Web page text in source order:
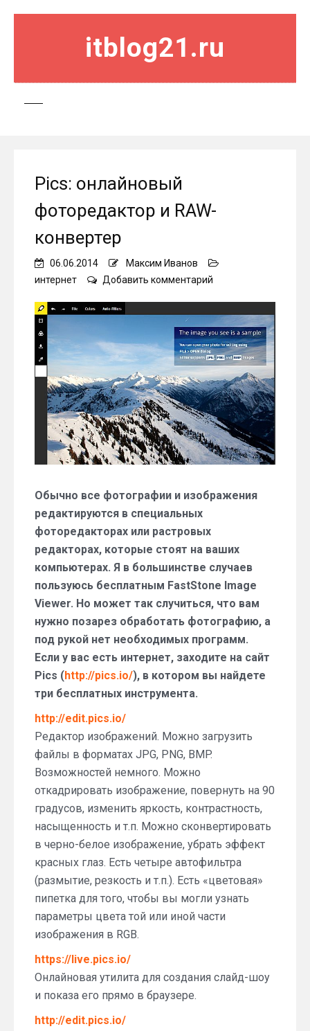
itblog21.ru
Pics: онлайновый
фоторедактор и RAW-
конвертер
06.06.2014
Максим Иванов
интернет
Добавить комментарий
фоторедактор
и
RAW-
конвертер
Обычно все фотографии и изображения
редактируются в специальных
фоторедакторах или растровых
редакторах, которые стоят на ваших
компьютерах. Я в большинстве случаев
пользуюсь бесплатным FastStone Image
Viewer. Но может так случиться, что вам
нужно позарез обработать фотографию, а
под рукой нет необходимых программ.
Если у вас есть интернет, заходите на сайт
Pics (http://pics.io/), в котором вы найдете
три бесплатных инструмента.
http://edit.pics.io/
Редактор изображений. Можно загрузить
файлы в форматах JPG, PNG, BMP.
Возможностей немного. Можно
откадрировать изображение, повернуть на 90
градусов, изменить яркость, контрастность,
насыщенность и т.п. Можно сконвертировать
в черно-белое изображение, убрать эффект
красных глаз. Есть четыре автофильтра
(размытие, резкость и т.п.). Есть «цветовая»
пипетка для того, чтобы вы могли узнать
параметры цвета той или иной части
изображения в RGB.
https://live.pics.io/
Онлайновая утилита для создания слайд-шоу
и показа его прямо в браузере.
http://edit.pics.io/